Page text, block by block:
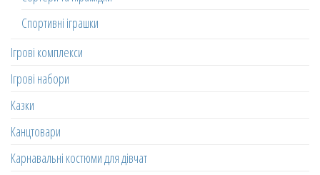
Спортивні іграшки
Ігрові комплекси
Ігрові набори
Казки
Канцтовари
Карнавальні костюми для дівчат